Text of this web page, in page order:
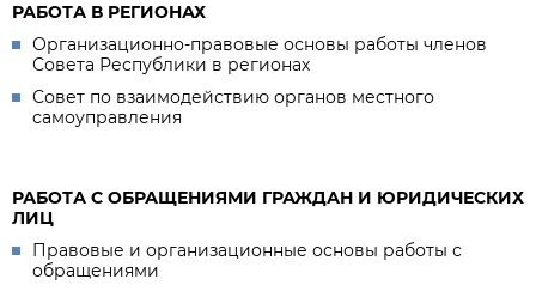
РАБОТА В РЕГИОНАХ
Организационно-правовые основы работы членов
Совета Республики в регионах
Совет по взаимодействию органов местного
самоуправления
РАБОТА С ОБРАЩЕНИЯМИ ГРАЖДАН И ЮРИДИЧЕСКИХ
ЛИЦ
Правовые и организационные основы работы с
обращениями